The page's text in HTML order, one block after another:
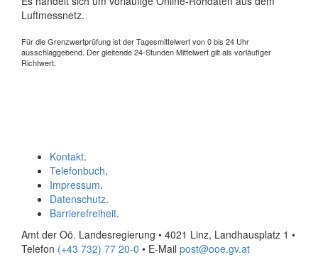
Luftmessnetz.
Für die Grenzwertprüfung ist der Tagesmittelwert von 0 bis 24 Uhr
ausschlaggebend. Der gleitende 24-Stunden Mittelwert gilt als vorläufiger
Richtwert.
Kontakt.
Telefonbuch.
Impressum.
Datenschutz.
Barrierefreiheit.
Amt der Oö. Landesregierung • 4021 Linz, Landhausplatz 1 •
Telefon (+43 732) 77 20-0 • E-Mail post@ooe.gv.at